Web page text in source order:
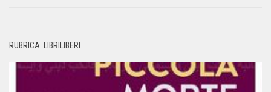
RUBRICA: LIBRILIBERI